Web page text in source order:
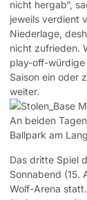
nicht hergab“,
jeweils verdient
Niederlage,
nicht zufrieden.
play-off-würdige
Saison ein oder
weiter.
An beiden
Ballpark am
Das dritte Spiel
Sonnabend (15.
Wolf-Arena